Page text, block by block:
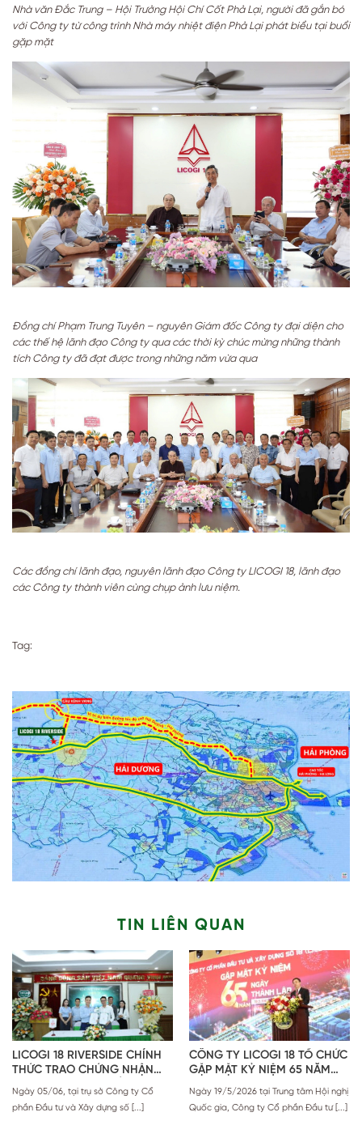
Nhà văn Đắc Trung – Hội Trưởng Hội Chí Cốt Phả Lại, người đã gắn bó
với Công ty từ công trình Nhà máy nhiệt điện Phả Lại phát biểu tại buổi
gặp mặt
Đồng chí Phạm Trung Tuyên – nguyên Giám đốc Công ty đại diện cho
các thế hệ lãnh đạo Công ty qua các thời kỳ chúc mừng những thành
tích Công ty đã đạt được trong những năm vừa qua
Các đồng chí lãnh đạo, nguyên lãnh đạo Công ty LICOGI 18, lãnh đạo
các Công ty thành viên cùng chụp ảnh lưu niệm.
Tag:
TIN LIÊN QUAN
LICOGI 18 RIVERSIDE CHÍNH
THỨC TRAO CHỨNG NHẬN
ĐẠI LÝ CHO CÁC ĐỐI TÁC
PHÂN PHỐI CHIẾN LƯỢC
Ngày 05/06, tại trụ sở Công ty Cổ
phần Đầu tư và Xây dựng số [...]
CÔNG TY LICOGI 18 TỔ CHỨC
GẶP MẶT KỶ NIỆM 65 NĂM
NGÀY THÀNH LẬP (19/5/1961 –
19/5/2026)
Ngày 19/5/2026 tại Trung tâm Hội nghị
Quốc gia, Công ty Cổ phần Đầu tư [...]